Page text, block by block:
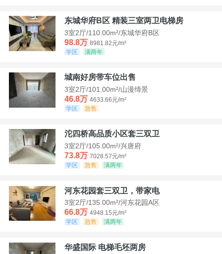
东城华府B区 精装三室两卫电梯房
3室2厅/110.00m²/东城华府B区
98.8万 8981.82元/m²
学区
满两年
城南好房带车位出售
3室2厅/101.00m²/山漫缔景
46.8万 4633.66元/m²
学区
急售
沱四桥高品质小区套三双卫
3室2厅/105.00m²/兴唐府
73.8万 7028.57元/m²
学区
急售 满两年
河东花园套三双卫，带家电
3室2厅/135.00m²/河东花园A区
66.8万 4948.15元/m²
学区
急售 满两年
华盛国际 电梯毛坯两房